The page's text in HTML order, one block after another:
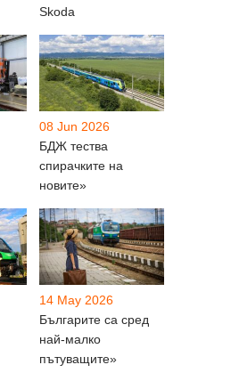
Skoda
08 Jun 2026
БДЖ тества
спирачките на
новите»
14 May 2026
Българите са сред
най-малко
пътуващите»